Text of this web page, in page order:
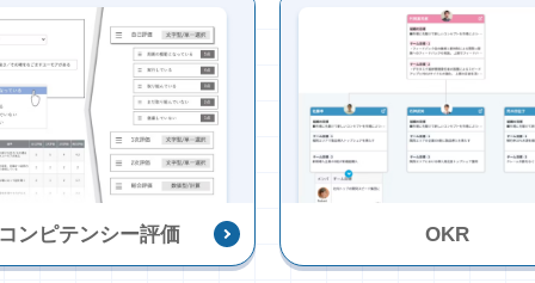
ンピテンシー評価 OKR